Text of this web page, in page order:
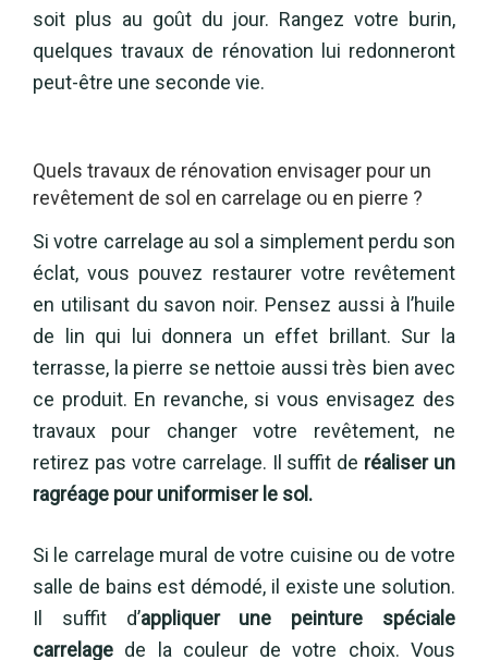
soit plus au goût du jour. Rangez votre burin,
quelques travaux de rénovation lui redonneront
peut-être une seconde vie.
Quels travaux de rénovation envisager pour un
revêtement de sol en carrelage ou en pierre ?
Si votre carrelage au sol a simplement perdu son
éclat, vous pouvez restaurer votre revêtement
en utilisant du savon noir. Pensez aussi à l’huile
de lin qui lui donnera un effet brillant. Sur la
terrasse, la pierre se nettoie aussi très bien avec
ce produit. En revanche, si vous envisagez des
travaux pour changer votre revêtement, ne
retirez pas votre carrelage. Il suffit de réaliser un
ragréage pour uniformiser le sol.
Si le carrelage mural de votre cuisine ou de votre
salle de bains est démodé, il existe une solution.
Il suffit d’appliquer une peinture spéciale
carrelage de la couleur de votre choix. Vous